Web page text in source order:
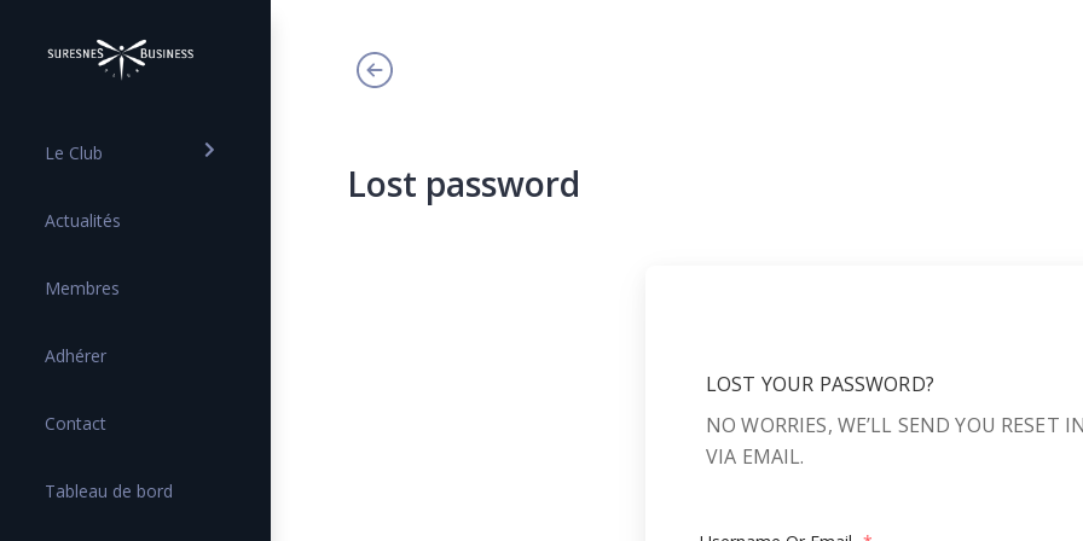
Le Club
Actualités
Membres
Adhérer
Contact
Tableau de bord
Lost password
LOST YOUR PASSWORD?
NO WORRIES, WE’LL SEND YOU RESET
VIA EMAIL.